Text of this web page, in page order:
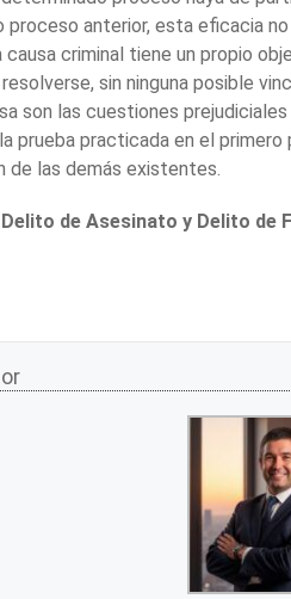
anterior, esta eficacia
causa criminal tiene un propio
sin ninguna posible
son las cuestiones
prueba practicada en el
de las demás existentes.
de Asesinato y Delito de